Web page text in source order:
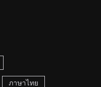
ภาษาไทย